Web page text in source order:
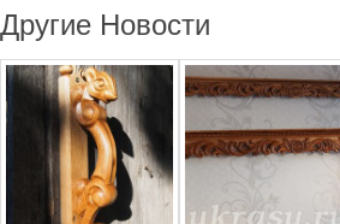
Другие Новости